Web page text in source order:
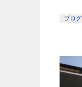
ブログ